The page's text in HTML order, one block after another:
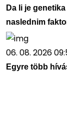
Da li je
naslednim
06. 08. 2026
Egyre több